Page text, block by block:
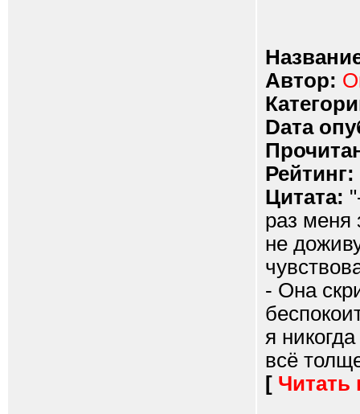
Автор:
Dата
Рейтинг:
Цитата:
раз меня
не
- Она
я
всё
[ Читать